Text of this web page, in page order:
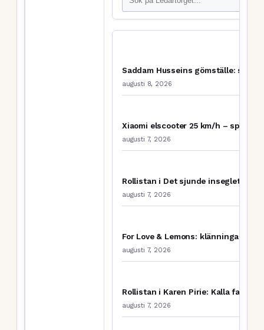
Saddam Husseins gömställe:
augusti 8, 2026
Xiaomi elscooter 25 km/h –
augusti 7, 2026
Rollistan i Det sjunde inseglet –
augusti 7, 2026
For Love & Lemons: klänningar, BH
augusti 7, 2026
Rollistan i Karen Pirie: Kalla fall –
augusti 7, 2026